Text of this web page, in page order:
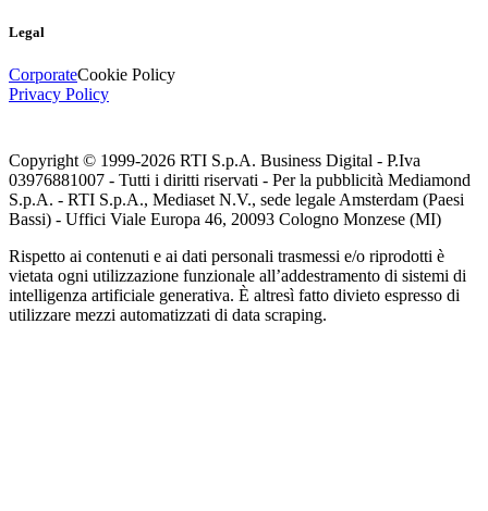
Legal
CorporateCookie Policy
Privacy Policy
Copyright © 1999-2026 RTI S.p.A. Business Digital - P.Iva
03976881007 - Tutti i diritti riservati - Per la pubblicità Mediamond
S.p.A. - RTI S.p.A., Mediaset N.V., sede legale Amsterdam (Paesi
Bassi) - Uffici Viale Europa 46, 20093 Cologno Monzese (MI)
Rispetto ai contenuti e ai dati personali trasmessi e/o riprodotti è
vietata ogni utilizzazione funzionale all’addestramento di sistemi di
intelligenza artificiale generativa. È altresì fatto divieto espresso di
utilizzare mezzi automatizzati di data scraping.